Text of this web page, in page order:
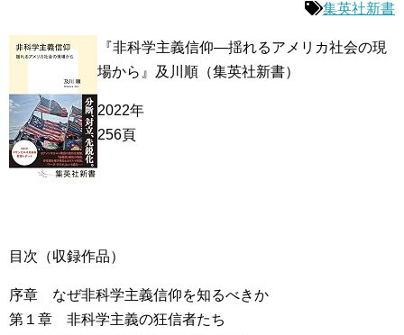
集英社新書
『非科学主義信仰―揺れるアメリカ社会の現
場から』及川順（集英社新書）
2022年
256頁
目次（収録作品）
序章 なぜ非科学主義信仰を知るべきか
第１章 非科学主義の狂信者たち